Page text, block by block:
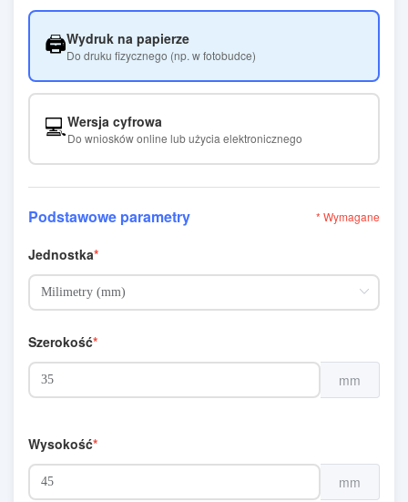
🖨️Wydruk na papierze
Do druku fizycznego (np. w fotobudce)
💻Wersja cyfrowa
Do wniosków online lub użycia elektronicznego
Podstawowe parametry * Wymagane
Jednostka
Szerokość
mm
Wysokość
mm